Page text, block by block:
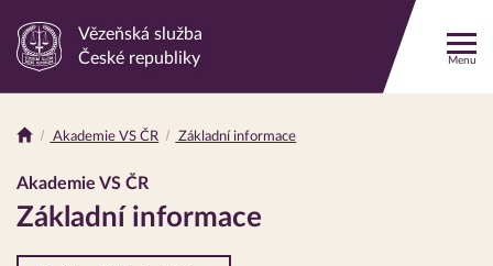
Odkaz
stránku
Vězeňská služba
České republiky
Menu
Drobečková
navigace
Akademie VS ČR Základní informace
Akademie VS ČR
Základní informace